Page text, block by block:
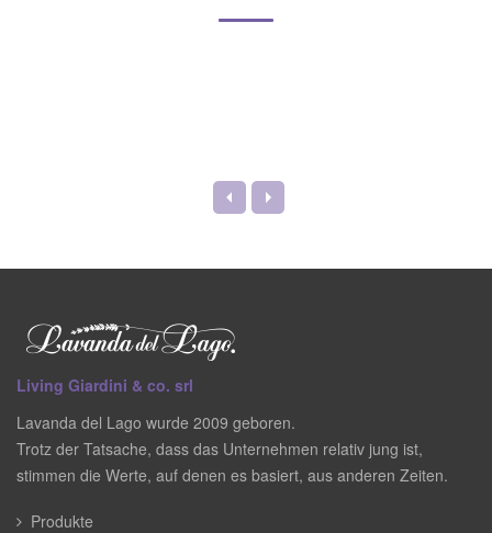
Living Giardini & co. srl
Lavanda del Lago wurde 2009 geboren.
Trotz der Tatsache, dass das Unternehmen relativ jung ist,
stimmen die Werte, auf denen es basiert, aus anderen Zeiten.
Produkte